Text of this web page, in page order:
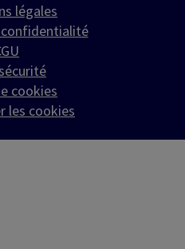
légales
cookies
les cookies